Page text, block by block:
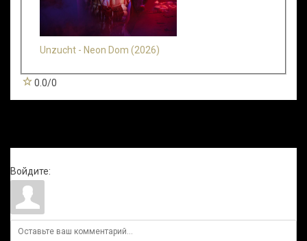
Unzucht - Neon Dom (2026)
0.0/0
Войдите: